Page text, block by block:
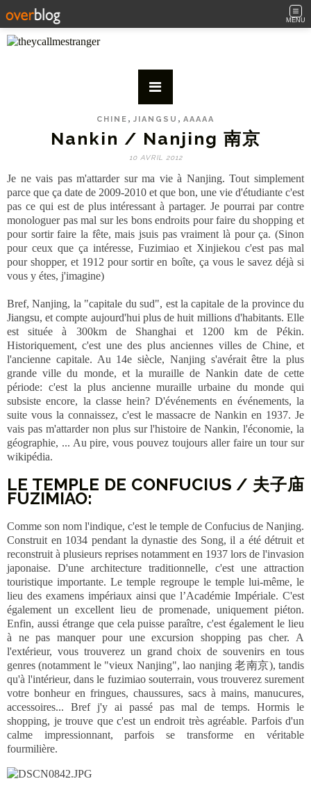
MENU
CHINE , JIANGSU , AAAAA
Nankin / Nanjing 南京
10 AVRIL 2012
Je ne vais pas m'attarder sur ma vie à Nanjing. Tout simplement
parce que ça date de 2009-2010 et que bon, une vie d'étudiante c'est
pas ce qui est de plus intéressant à partager. Je pourrai par contre
monologuer pas mal sur les bons endroits pour faire du shopping et
pour sortir faire la fête, mais jsuis pas vraiment là pour ça. (Sinon
pour ceux que ça intéresse, Fuzimiao et Xinjiekou c'est pas mal
pour shopper, et 1912 pour sortir en boîte, ça vous le savez déjà si
vous y étes, j'imagine)
Bref, Nanjing, la "capitale du sud", est la capitale de la province du
Jiangsu, et compte aujourd'hui plus de huit millions d'habitants. Elle
est située à 300km de Shanghai et 1200 km de Pékin.
Historiquement, c'est une des plus anciennes villes de Chine, et
l'ancienne capitale. Au 14e siècle, Nanjing s'avérait être la plus
grande ville du monde, et la muraille de Nankin date de cette
période: c'est la plus ancienne muraille urbaine du monde qui
subsiste encore, la classe hein? D'événements en événements, la
suite vous la connaissez, c'est le massacre de Nankin en 1937. Je
vais pas m'attarder non plus sur l'histoire de Nankin, l'économie, la
géographie, ... Au pire, vous pouvez toujours aller faire un tour sur
wikipédia.
LE TEMPLE DE CONFUCIUS / 夫子庙
FUZIMIAO:
Comme son nom l'indique, c'est le temple de Confucius de Nanjing.
Construit en 1034 pendant la dynastie des Song, il a été détruit et
reconstruit à plusieurs reprises notamment en 1937 lors de l'invasion
japonaise. D'une architecture traditionnelle, c'est une attraction
touristique importante. Le temple regroupe le temple lui-même, le
lieu des examens impériaux ainsi que l’Académie Impériale. C'est
également un excellent lieu de promenade, uniquement piéton.
Enfin, aussi étrange que cela puisse paraître, c'est également le lieu
à ne pas manquer pour une excursion shopping pas cher. A
l'extérieur, vous trouverez un grand choix de souvenirs en tous
genres (notamment le "vieux Nanjing", lao nanjing 老南京), tandis
qu'à l'intérieur, dans le fuzimiao souterrain, vous trouverez surement
votre bonheur en fringues, chaussures, sacs à mains, manucures,
accessoires... Bref j'y ai passé pas mal de temps. Hormis le
shopping, je trouve que c'est un endroit très agréable. Parfois d'un
calme impressionnant, parfois se transforme en véritable
fourmilière.